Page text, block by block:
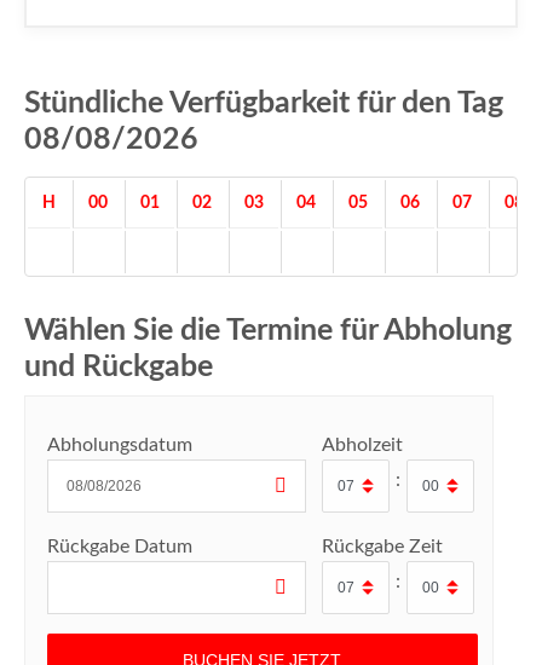
Stündliche Verfügbarkeit für den Tag
08/08/2026
H 00 01 02 03 04 05 06 07 08
Wählen Sie die Termine für Abholung
und Rückgabe
Abholungsdatum
Abholzeit
:
Rückgabe Datum
Rückgabe Zeit
: